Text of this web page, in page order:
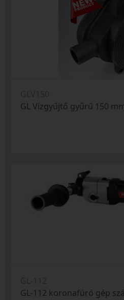
GL Vízgyűjtő gyűrű 150
GL-112 koronafúró gép